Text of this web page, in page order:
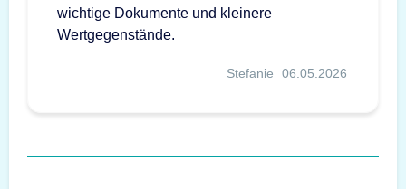
wichtige Dokumente und kleinere
Wertgegenstände.
Stefanie 06.05.2026